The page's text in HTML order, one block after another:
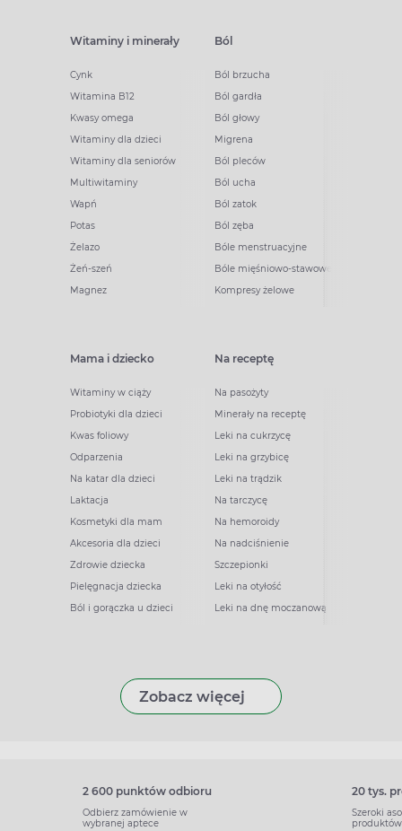
Witaminy i minerały
Cynk
Witamina B12
Kwasy omega
Witaminy dla dzieci
Witaminy dla seniorów
Multiwitaminy
Wapń
Potas
Żelazo
Żeń-szeń
Magnez
Ból
Ból brzucha
Ból gardła
Ból głowy
Migrena
Ból pleców
Ból ucha
Ból zatok
Ból zęba
Bóle menstruacyjne
Bóle mięśniowo-stawowe
Kompresy żelowe
Mama i dziecko
Witaminy w ciąży
Probiotyki dla dzieci
Kwas foliowy
Odparzenia
Na katar dla dzieci
Laktacja
Kosmetyki dla mam
Akcesoria dla dzieci
Zdrowie dziecka
Pielęgnacja dziecka
Ból i gorączka u dzieci
Na receptę
Na pasożyty
Minerały na receptę
Leki na cukrzycę
Leki na grzybicę
Leki na trądzik
Na tarczycę
Na hemoroidy
Na nadciśnienie
Szczepionki
Leki na otyłość
Leki na dnę moczanową
Zobacz więcej
2 600 punktów odbioru
Odbierz zamówienie w
wybranej aptece
20 tys.
Szeroki
produktów